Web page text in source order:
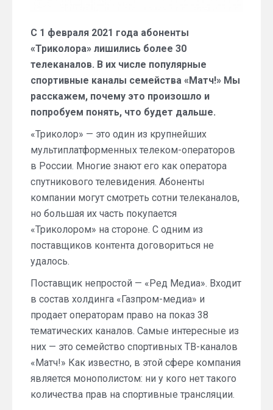
С 1 февраля 2021 года абоненты
«Триколора» лишились более 30
телеканалов. В их числе популярные
спортивные каналы семейства «Матч!» Мы
расскажем, почему это произошло и
попробуем понять, что будет дальше.
«Триколор» — это один из крупнейших
мультиплатформенных телеком-операторов
в России. Многие знают его как оператора
спутникового телевидения. Абоненты
компании могут смотреть сотни телеканалов,
но большая их часть покупается
«Триколором» на стороне. С одним из
поставщиков контента договориться не
удалось.
Поставщик непростой — «Ред Медиа». Входит
в состав холдинга «Газпром-медиа» и
продает операторам право на показ 38
тематических каналов. Самые интересные из
них — это семейство спортивных ТВ-каналов
«Матч!» Как известно, в этой сфере компания
является монополистом: ни у кого нет такого
количества прав на спортивные трансляции.